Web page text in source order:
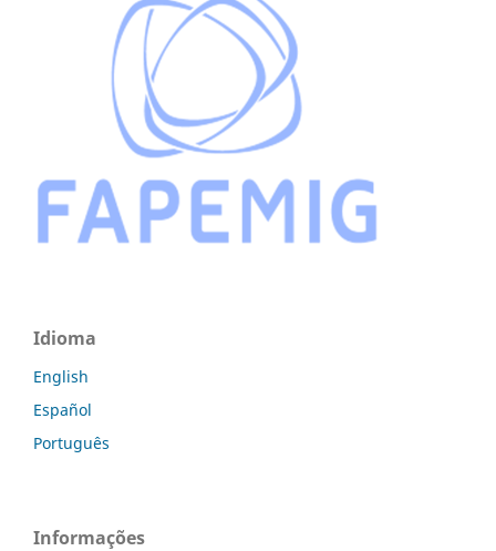
Idioma
English
Español
Português
Informações